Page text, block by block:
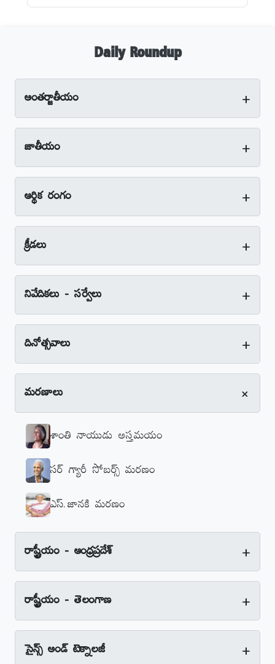
Daily Roundup
అంతర్జాతీయం +
జాతీయం +
ఆర్థిక రంగం +
క్రీడలు +
నివేదికలు - సర్వేలు +
దినోత్సవాలు +
మరణాలు +
శాంతి నాయుడు అస్తమయం
సర్‌ గ్యారీ సోబర్స్‌ మరణం
ఎస్‌.జానకి మరణం
రాష్ట్రీయం - ఆంధ్రప్రదేశ్‌ +
రాష్ట్రీయం - తెలంగాణ +
సైన్స్‌ అండ్‌ టెక్నాలజీ +